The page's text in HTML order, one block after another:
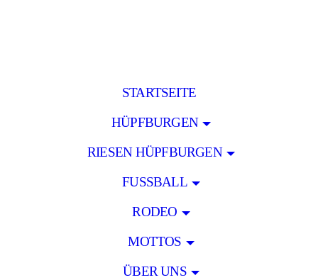
STARTSEITE
HÜPFBURGEN
RIESEN HÜPFBURGEN
FUSSBALL
RODEO
MOTTOS
ÜBER UNS